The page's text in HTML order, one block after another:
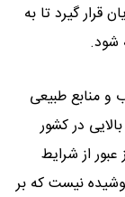
قرار گیرد تا به
شود.
و منابع طبیعی
در کشور
از شرایط
نیست که بر